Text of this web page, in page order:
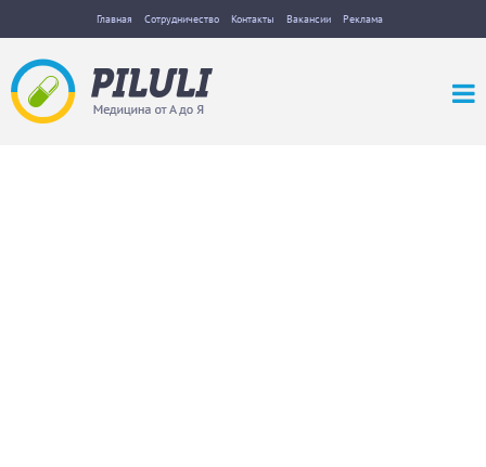
Главная Сотрудничество Контакты Вакансии Реклама